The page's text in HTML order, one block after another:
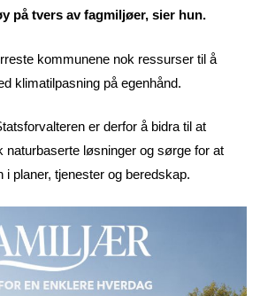
på tvers av fagmiljøer, sier hun.
kommunene nok ressurser til å
klimatilpasning på egenhånd.
er derfor å bidra til at
naturbaserte løsninger og sørge for at
i planer, tjenester og beredskap.